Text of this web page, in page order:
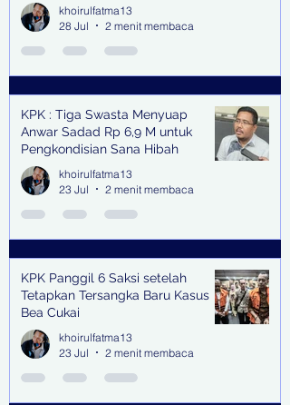
khoirulfatma13
28 Jul
2 menit membaca
KPK : Tiga Swasta Menyuap
Anwar Sadad Rp 6,9 M untuk
Pengkondisian Sana Hibah
khoirulfatma13
23 Jul
2 menit membaca
KPK Panggil 6 Saksi setelah
Tetapkan Tersangka Baru Kasus
Bea Cukai
khoirulfatma13
23 Jul
2 menit membaca